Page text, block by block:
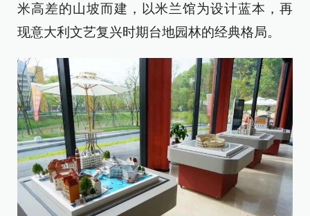
米高差的山坡而建，以米兰馆为设计蓝本，再
现意大利文艺复兴时期台地园林的经典格局。